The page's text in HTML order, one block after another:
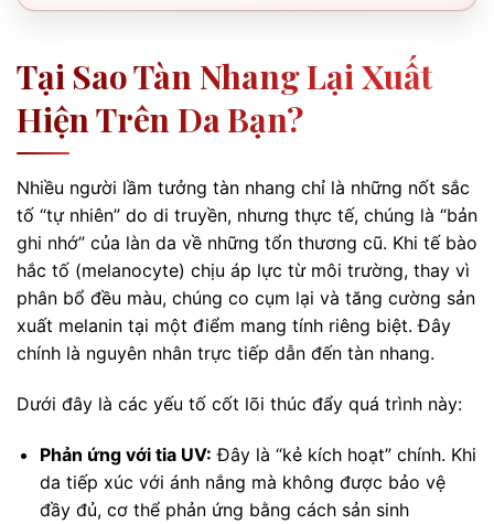
Tại Sao Tàn Nhang Lại Xuất
Hiện Trên Da Bạn?
Nhiều người lầm tưởng tàn nhang chỉ là những nốt sắc
tố “tự nhiên” do di truyền, nhưng thực tế, chúng là “bản
ghi nhớ” của làn da về những tổn thương cũ. Khi tế bào
hắc tố (melanocyte) chịu áp lực từ môi trường, thay vì
phân bổ đều màu, chúng co cụm lại và tăng cường sản
xuất melanin tại một điểm mang tính riêng biệt. Đây
chính là nguyên nhân trực tiếp dẫn đến tàn nhang.
Dưới đây là các yếu tố cốt lõi thúc đẩy quá trình này:
Phản ứng với tia UV: Đây là “kẻ kích hoạt” chính. Khi
da tiếp xúc với ánh nắng mà không được bảo vệ
đầy đủ, cơ thể phản ứng bằng cách sản sinh